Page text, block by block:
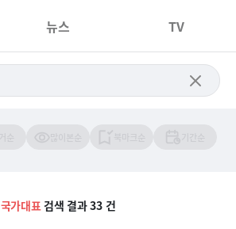
뉴스 TV
국가대표검색 결과 33 건